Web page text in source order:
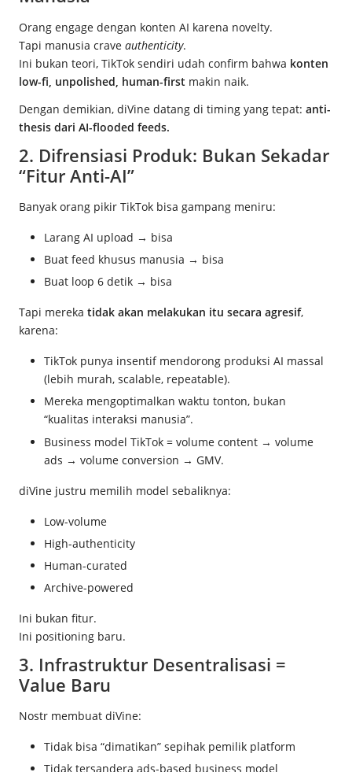
Orang engage dengan konten AI karena novelty.
Tapi manusia crave authenticity.
Ini bukan teori, TikTok sendiri udah confirm bahwa konten
low-fi, unpolished, human-first makin naik.
Dengan demikian, diVine datang di timing yang tepat: anti-
thesis dari AI-flooded feeds.
2. Difrensiasi Produk: Bukan Sekadar
“Fitur Anti-AI”
Banyak orang pikir TikTok bisa gampang meniru:
Larang AI upload → bisa
Buat feed khusus manusia → bisa
Buat loop 6 detik → bisa
Tapi mereka tidak akan melakukan itu secara agresif,
karena:
TikTok punya insentif mendorong produksi AI massal
(lebih murah, scalable, repeatable).
Mereka mengoptimalkan waktu tonton, bukan
“kualitas interaksi manusia”.
Business model TikTok = volume content → volume
ads → volume conversion → GMV.
diVine justru memilih model sebaliknya:
Low-volume
High-authenticity
Human-curated
Archive-powered
Ini bukan fitur.
Ini positioning baru.
3. Infrastruktur Desentralisasi =
Value Baru
Nostr membuat diVine:
Tidak bisa “dimatikan” sepihak pemilik platform
Tidak tersandera ads-based business model